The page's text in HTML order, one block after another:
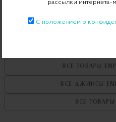
ВСЕ ТОВАРЫ
ВСЕ ДЖИНСЫ
ВСЕ ТОВАРЫ
рассылки
С положением о